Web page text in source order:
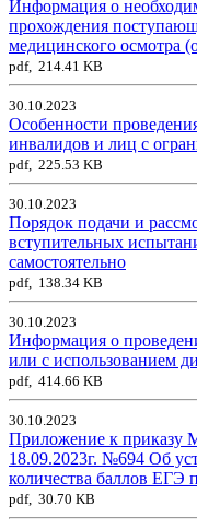
Информация о
прохождения
медицинского осмотра
pdf, 214.41 KB
30.10.2023
Особенности
инвалидов и лиц с
pdf, 225.53 KB
30.10.2023
Порядок подачи и
вступительных
самостоятельно
pdf, 138.34 KB
30.10.2023
Информация о
или с использованием
pdf, 414.66 KB
30.10.2023
Приложение к приказу
18.09.2023г. №694 Об
количества баллов ЕГЭ
pdf, 30.70 KB